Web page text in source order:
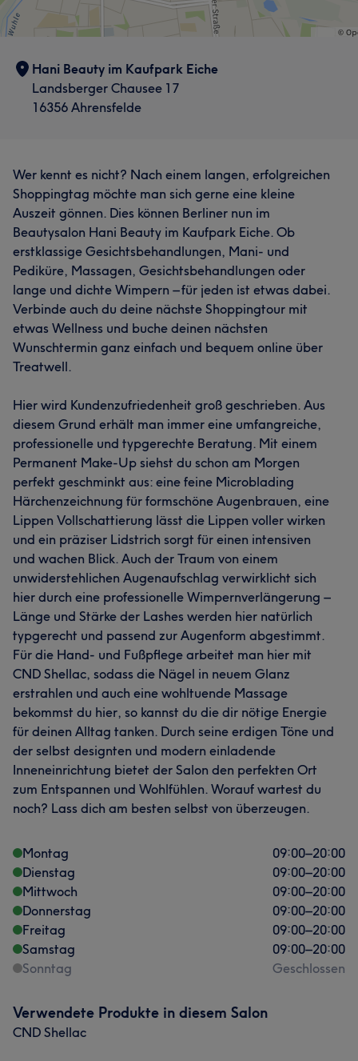
Hani Beauty im Kaufpark Eiche
Landsberger Chausee 17
16356 Ahrensfelde
Wer kennt es nicht? Nach einem langen, erfolgreichen
Shoppingtag möchte man sich gerne eine kleine
Auszeit gönnen. Dies können Berliner nun im
Beautysalon Hani Beauty im Kaufpark Eiche. Ob
erstklassige Gesichtsbehandlungen, Mani- und
Pediküre, Massagen, Gesichtsbehandlungen oder
lange und dichte Wimpern – für jeden ist etwas dabei.
Verbinde auch du deine nächste Shoppingtour mit
etwas Wellness und buche deinen nächsten
Wunschtermin ganz einfach und bequem online über
Treatwell.
Hier wird Kundenzufriedenheit groß geschrieben. Aus
diesem Grund erhält man immer eine umfangreiche,
professionelle und typgerechte Beratung. Mit einem
Permanent Make-Up siehst du schon am Morgen
perfekt geschminkt aus: eine feine Microblading
Härchenzeichnung für formschöne Augenbrauen, eine
Lippen Vollschattierung lässt die Lippen voller wirken
und ein präziser Lidstrich sorgt für einen intensiven
und wachen Blick. Auch der Traum von einem
unwiderstehlichen Augenaufschlag verwirklicht sich
hier durch eine professionelle Wimpernverlängerung –
Länge und Stärke der Lashes werden hier natürlich
typgerecht und passend zur Augenform abgestimmt.
Für die Hand- und Fußpflege arbeitet man hier mit
CND Shellac, sodass die Nägel in neuem Glanz
erstrahlen und auch eine wohltuende Massage
bekommst du hier, so kannst du die dir nötige Energie
für deinen Alltag tanken. Durch seine erdigen Töne und
der selbst designten und modern einladende
Inneneinrichtung bietet der Salon den perfekten Ort
zum Entspannen und Wohlfühlen. Worauf wartest du
noch? Lass dich am besten selbst von überzeugen.
Montag 09:00–20:00
Dienstag
09:00–20:00
Mittwoch
09:00–20:00
Donnerstag
09:00–20:00
Freitag
09:00–20:00
Samstag
09:00–20:00
Sonntag
Geschlossen
Verwendete Produkte in diesem Salon
CND Shellac